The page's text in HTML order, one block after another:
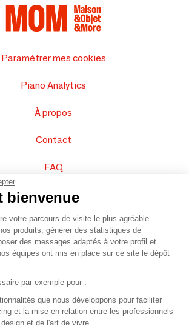
Paramétrer mes cookies
Piano Analytics
À propos
Contact
FAQ
Vendez vos produits
Plan du site
2016 –Organisation SAFI
Recrutement
bienvenue
votre parcours de visite le plus agréable
produits, générer des statistiques de
des messages adaptés à votre profil et
équipes ont mis en place sur ce site le dépôt
par exemple pour :
que nous développons pour faciliter
et la mise en relation entre les professionnels
et de l'art de vivre